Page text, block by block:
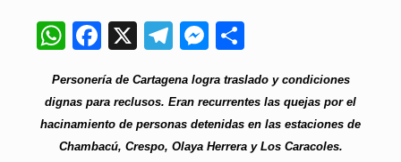
WhatsApp
Facebook
X Telegram
Messenger
Personería de Cartagena logra traslado y condiciones
dignas para reclusos. Eran recurrentes las quejas por el
hacinamiento de personas detenidas en las estaciones de
Chambacú, Crespo, Olaya Herrera y Los Caracoles.